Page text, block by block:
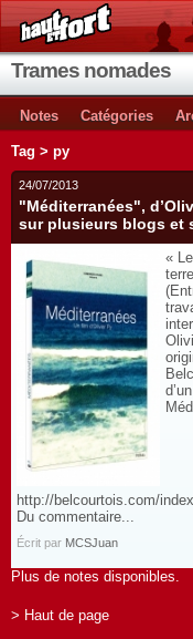
Trames nomades
Notes Catégories
Tag > py
24/07/2013
"Méditerranées",
sur plusieurs blogs et
«
http://belcourtois.com/
Du commentaire...
Écrit par MCSJuan
Plus de notes disponibles.
> Haut de page